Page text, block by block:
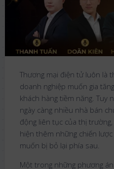
Thương mại điện tử luôn là
doanh nghiệp muốn gia
khách hàng tiềm năng. Tuy
ngày càng nhiều nhà bán
động liên tục của thị
hiện thêm những chiến
muốn bị bỏ lại phía sau.
Một trong những phương